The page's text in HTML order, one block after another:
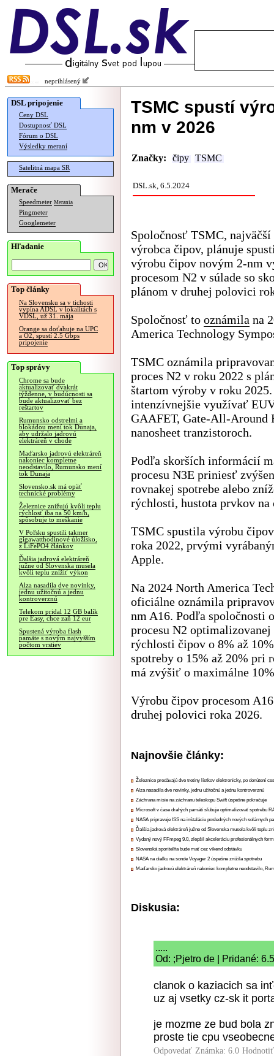
neprihlásený
DSL pripojenie
Ceny DSL
Dostupnosť DSL
Fórum o DSL
Výsledky meraní
Satelitná mapa SR
Merače
Speedmeter Merania
Pingmeter
Googlemeter
Hľadanie
Top články
Na Slovensku sa v tichosti
vypína ADSL v lokalitách s
VDSL, už 31. mája
Orange sa doťahuje na UPC
a O2, spustí 2.5 Gbps
pripojenie
Top správy
Chrome sa bude
aktualizovať dvakrát
týždenne, v budúcnosti sa
bude aktualizovať bez
reštartov
Rumunsko odstrelmi a
blokádou mení tok Dunaja,
aby udržalo jadrovú
elektráreň v chode
Maďarsko jadrovú elektráreň
nakoniec kompletne
neodstavilo, Rumunsko mení
tok Dunaja
Slovensko.sk má opäť
technické problémy
Železnice znižujú kvôli teplu
rýchlosť iba na 50 km/h,
spôsobuje to meškanie
V Poľsku spustili takmer
gigawatthodinové úložisko,
z LiFePO4 článkov
Ďalšia jadrová elektráreň
južne od Slovenska musela
kvôli teplu znížiť výkon
Alza nasadila dve novinky,
jednu užitočnú a jednu
kontroverznú
Telekom pridal 12 GB balík
pre Easy, chce zaň 12 eur
Spustená výroba flash
pamäte s novým najvyšším
počtom vrstiev
TSMC spustí
nm v 2026
Značky: čipy TSMC
DSL.sk, 6.5.2024
Spoločnosť TSMC,
výrobca čipov, plánuje
výrobu čipov novým 2-nm
procesom N2 v súlade so
plánom v druhej polovici
Spoločnosť to oznámila na
America Technology
TSMC oznámila
proces N2 v roku 2022 s
štartom výroby v roku
intenzívnejšie využívať
GAAFET, Gate-All-Around
nanosheet tranzistoroch.
Podľa skorších informácií
procesu N3E priniesť
rovnakej spotrebe alebo
rýchlosti, hustota prvkov
TSMC spustila výrobu
roka 2022, prvými
Apple.
Na 2024 North America
oficiálne oznámila
nm A16. Podľa spoločnosti
procesu N2
rýchlosti čipov o 8% až
spotreby o 15% až 20% pri
má zvýšiť o maximálne
Výrobu čipov procesom
druhej polovici roka 2026.
Najnovšie články:
Železnice predávajú dve tretiny lístkov elektronicky, po donútení
Alza nasadila dve novinky, jednu užitočnú a jednu kontroverznú
Záchrana misie na záchranu teleskopu Swift úspešne pokračuje
Microsoft v čase drahých pamätí sľubuje optimalizovať spotrebu
NASA pripravuje ISS na inštaláciu posledných nových solárnych
Ďalšia jadrová elektráreň južne od Slovenska musela kvôli teplu
Vydaný nový FFmpeg 9.0, zlepšil akceleráciu profesionálnych
Slovenská sporiteľňa bude mať cez víkend odstávku
NASA na diaľku na sonde Voyager 2 úspešne znížila spotrebu
Maďarsko jadrovú elektráreň nakoniec kompletne neodstavilo,
Diskusia:
.....
Od: ;Pjetro de | Pridané:
clanok o kaziacich sa
uz aj vsetky cz-sk it
je mozme ze bud bola
proste tie cpu
Odpovedať Známka: 6.0